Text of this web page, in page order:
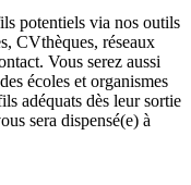
potentiels via nos outils
CVthèques, réseaux
Vous serez aussi
écoles et organismes
adéquats dès leur sortie
sera dispensé(e) à